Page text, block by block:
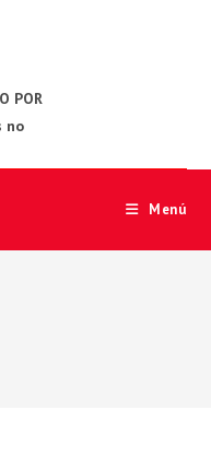
Menú